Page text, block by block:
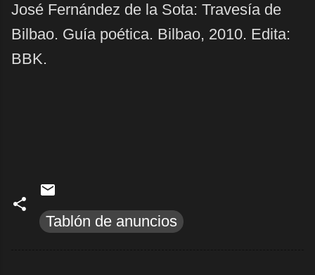
José Fernández de la Sota: Travesía de
Bilbao. Guía poética. Bilbao, 2010. Edita:
BBK.
Tablón de anuncios